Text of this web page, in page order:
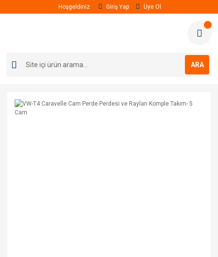
Hoşgeldiniz Giriş Yap Üye Ol
ARA